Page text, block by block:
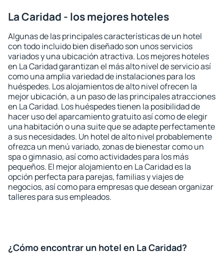
La Caridad - los mejores hoteles
Algunas de las principales características de un hotel
con todo incluido bien diseñado son unos servicios
variados y una ubicación atractiva. Los mejores hoteles
en La Caridad garantizan el más alto nivel de servicio así
como una amplia variedad de instalaciones para los
huéspedes. Los alojamientos de alto nivel ofrecen la
mejor ubicación, a un paso de las principales atracciones
en La Caridad. Los huéspedes tienen la posibilidad de
hacer uso del aparcamiento gratuito así como de elegir
una habitación o una suite que se adapte perfectamente
a sus necesidades. Un hotel de alto nivel probablemente
ofrezca un menú variado, zonas de bienestar como un
spa o gimnasio, así como actividades para los más
pequeños. El mejor alojamiento en La Caridad es la
opción perfecta para parejas, familias y viajes de
negocios, así como para empresas que desean organizar
talleres para sus empleados.
¿Cómo encontrar un hotel en La Caridad?